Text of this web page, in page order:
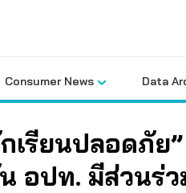
Consumer News Data
เรียนปลอดภัย
อปท. มีส่วนร่ว